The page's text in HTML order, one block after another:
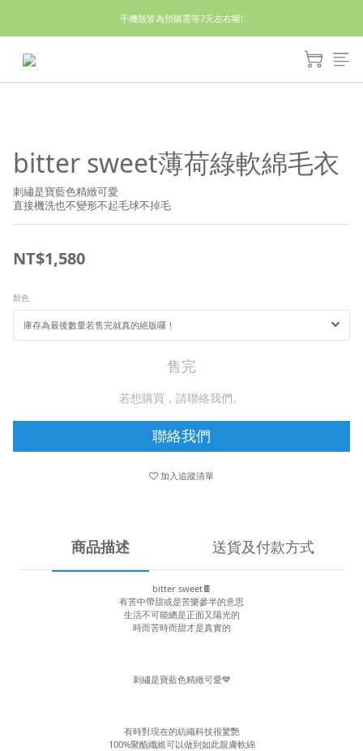
休假回來了!8/5恢復出貨₍˄•༝•˄₎◞✩
手機殼皆為預購需等7天左右喔!
亮綠澎澎夾棉立體相機包 預購中! 製作有點延遲預計八月中出貨
bitter sweet薄荷綠軟綿毛衣
刺繡是寶藍色精緻可愛
直接機洗也不變形不起毛球不掉毛
NT$1,580
顏色
售完
若想購買，請聯絡我們。
聯絡我們
加入追蹤清單
商品描述 送貨及付款方式
bitter sweet🍫
有苦中帶甜或是苦樂參半的意思
生活不可能總是正面又陽光的
時而苦時而甜才是真實的
刺繡是寶藍色精緻可愛💙
有時對現在的紡織科技很驚艷
100%聚酯纖維可以做到如此親膚軟綿